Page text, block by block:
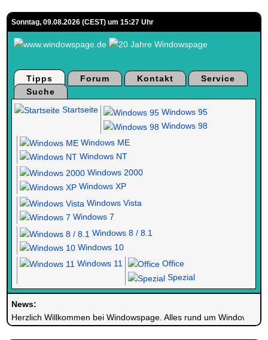
Sonntag, 09.08.2026 (CEST) um 15:27 Uhr
Tipps Forum Kontakt
Service
Suche
Startseite
Windows 95
Windows 98
Windows ME
Windows NT
Windows 2000
Windows XP
Windows Vista
Windows 7
Windows 8 / 8.1
Windows 10
Windows 11
Office
Spezial
News:
Herzlich Willkommen bei Windowspage. Alles rund um Windows.